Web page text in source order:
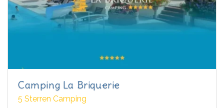
Camping La Briquerie
5 Sterren Camping